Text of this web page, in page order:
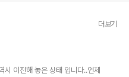
더보기
이전해 놓은 상태 입니다..언제